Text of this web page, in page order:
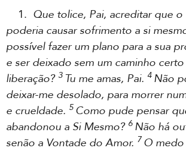
1. Que tolice, Pai, acreditar que o
poderia causar sofrimento a si
possível fazer um plano para a sua
e ser deixado sem um caminho certo
liberação? 3 Tu me amas, Pai. 4 Não
deixar-me desolado, para morrer
e crueldade. 5 Como pude pensar
abandonou a Si Mesmo? 6 Não há
senão a Vontade do Amor. 7 O